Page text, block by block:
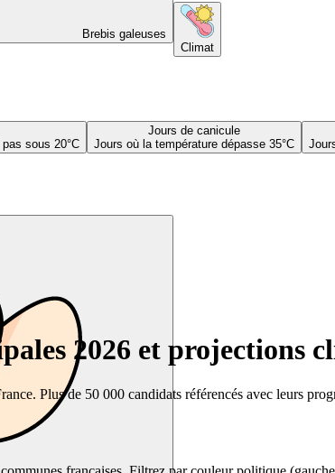
Brebis galeuses
Climat
sous 20°C
Jours de canicule
Jours où la température dépasse 35°C
2026 et projections
Plus de 50 000 candidats référencés avec leurs